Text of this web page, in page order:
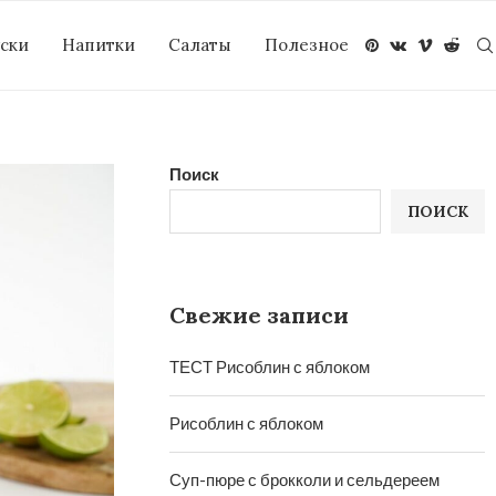
Напитки Салаты Полезное
Поиск
ПОИСК
Свежие записи
ТЕСТ Рисоблин с яблоком
Рисоблин с яблоком
Суп-пюре с брокколи и сельдереем